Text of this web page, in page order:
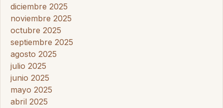
diciembre 2025
noviembre 2025
octubre 2025
septiembre 2025
agosto 2025
julio 2025
junio 2025
mayo 2025
abril 2025